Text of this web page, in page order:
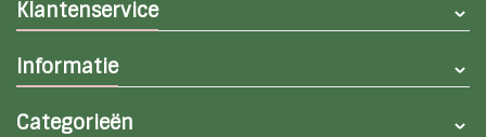
Klantenservice
Informatie
Categorieën